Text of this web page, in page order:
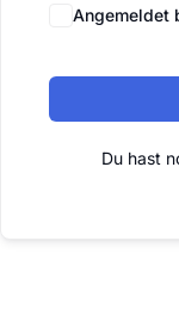
Angemeldet
Du hast